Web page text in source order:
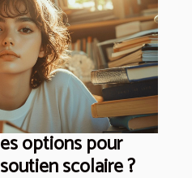
options pour
scolaire ?